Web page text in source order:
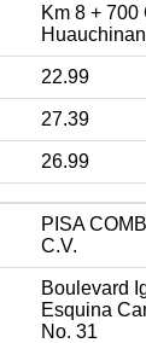
Km 8 +
22.99
27.39
26.99
PISA
C.V.
Boulevard
Esquina
No. 31